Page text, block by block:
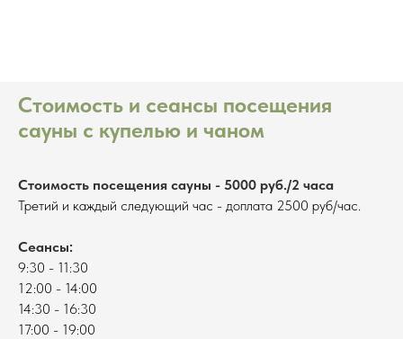
Стоимость и сеансы посещения
сауны с купелью и чаном
Стоимость посещения сауны - 5000 руб./2 часа
Третий и каждый следующий час - доплата 2500 руб/час.
Сеансы:
9:30 - 11:30
12:00 - 14:00
14:30 - 16:30
17:00 - 19:00